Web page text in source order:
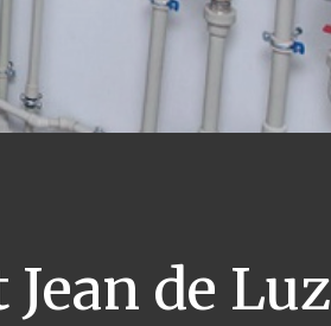
Jean de Luz